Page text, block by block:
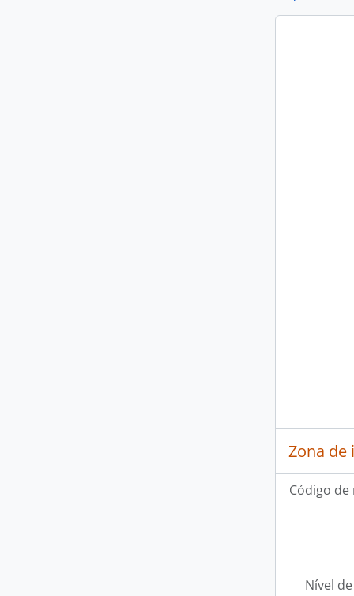
Zona de
Código
Nível